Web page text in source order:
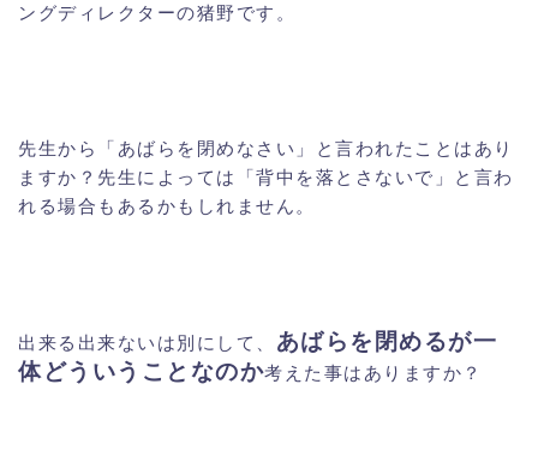
ングディレクターの猪野です。
先生から「あばらを閉めなさい」と言われたことはあり
ますか？先生によっては「背中を落とさないで」と言わ
れる場合もあるかもしれません。
出来る出来ないは別にして、 あばらを閉めるが一
体どういうことなのか考えた事はありますか？